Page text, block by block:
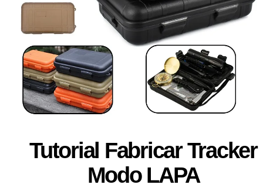
Tutorial Fabricar Tracker
Modo LAPA